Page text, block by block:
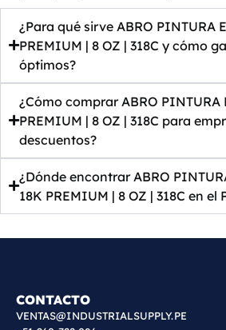
¿Para qué sirve ABRO PINTURA
PREMIUM | 8 OZ | 318C y cómo
óptimos?
¿Cómo comprar ABRO PINTURA
PREMIUM | 8 OZ | 318C para
descuentos?
¿Dónde encontrar ABRO
18K PREMIUM | 8 OZ | 318C en el
CONTACTO
VENTAS@INDUSTRIALSUPPLY.PE